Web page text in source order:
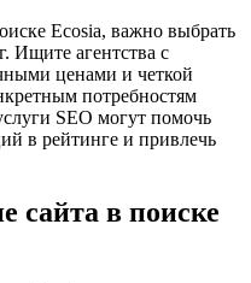
Ecosia, важно выбрать
Ищите агентства с
ценами и четкой
потребностям
SEO могут помочь
в рейтинге и привлечь
сайта в поиске